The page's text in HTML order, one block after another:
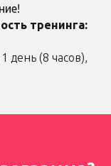
тренинга:
день (8 часов),